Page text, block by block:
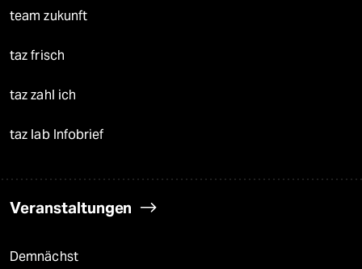
team zukunft
taz frisch
taz zahl ich
taz lab Infobrief
Veranstaltungen
Demnächst